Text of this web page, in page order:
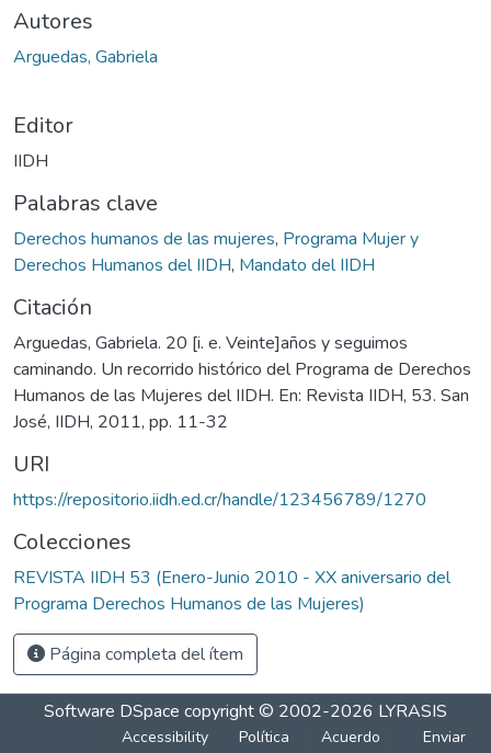
Autores
Arguedas, Gabriela
Editor
IIDH
Palabras clave
Derechos humanos de las mujeres, Programa Mujer y
Derechos Humanos del IIDH, Mandato del IIDH
Citación
Arguedas, Gabriela. 20 [i. e. Veinte]años y seguimos
caminando. Un recorrido histórico del Programa de Derechos
Humanos de las Mujeres del IIDH. En: Revista IIDH, 53. San
José, IIDH, 2011, pp. 11-32
URI
https://repositorio.iidh.ed.cr/handle/123456789/1270
Colecciones
REVISTA IIDH 53 (Enero-Junio 2010 - XX aniversario del
Programa Derechos Humanos de las Mujeres)
Página completa del ítem
Software DSpace copyright © 2002-2026 LYRASIS
Accessibility
Política
Acuerdo
Enviar